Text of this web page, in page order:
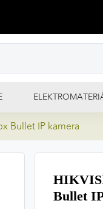
Bullet IP kamera
Bullet